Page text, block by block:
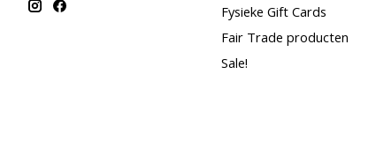
Fysieke Gift Cards
Fair Trade producten
Sale!